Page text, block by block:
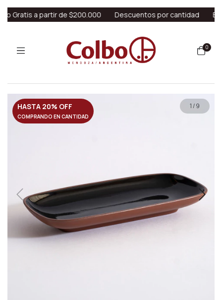
a partir de $200.000 Descuentos por cantidad
0
HASTA 20% OFF
COMPRANDO EN CANTIDAD
1/9